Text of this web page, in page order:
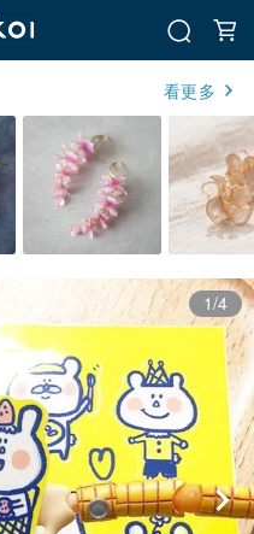
看更多
1/4